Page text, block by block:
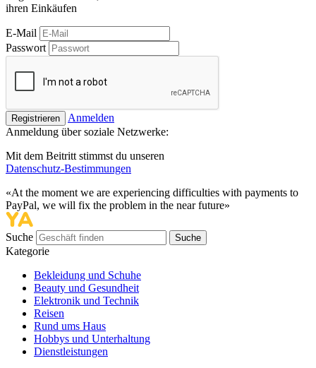
ihren Einkäufen
E-Mail
Passwort
Registrieren
Anmelden
Anmeldung über soziale Netzwerke:
Mit dem Beitritt stimmst du unseren
Datenschutz-Bestimmungen
«At the moment we are experiencing difficulties with payments to
PayPal, we will fix the problem in the near future»
Suche Suche
Kategorie
Bekleidung und Schuhe
Beauty und Gesundheit
Elektronik und Technik
Reisen
Rund ums Haus
Hobbys und Unterhaltung
Dienstleistungen